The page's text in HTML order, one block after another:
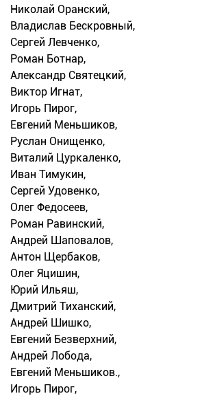
Николай Оранский,
Владислав Бескровный,
Сергей Левченко,
Роман Ботнар,
Александр Святецкий,
Виктор Игнат,
Игорь Пирог,
Евгений Меньшиков,
Руслан Онищенко,
Виталий Цуркаленко,
Иван Тимукин,
Сергей Удовенко,
Олег Федосеев,
Роман Равинский,
Андрей Шаповалов,
Антон Щербаков,
Олег Яцишин,
Юрий Ильяш,
Дмитрий Тиханский,
Андрей Шишко,
Евгений Безверхний,
Андрей Лобода,
Евгений Меньшиков.,
Игорь Пирог,